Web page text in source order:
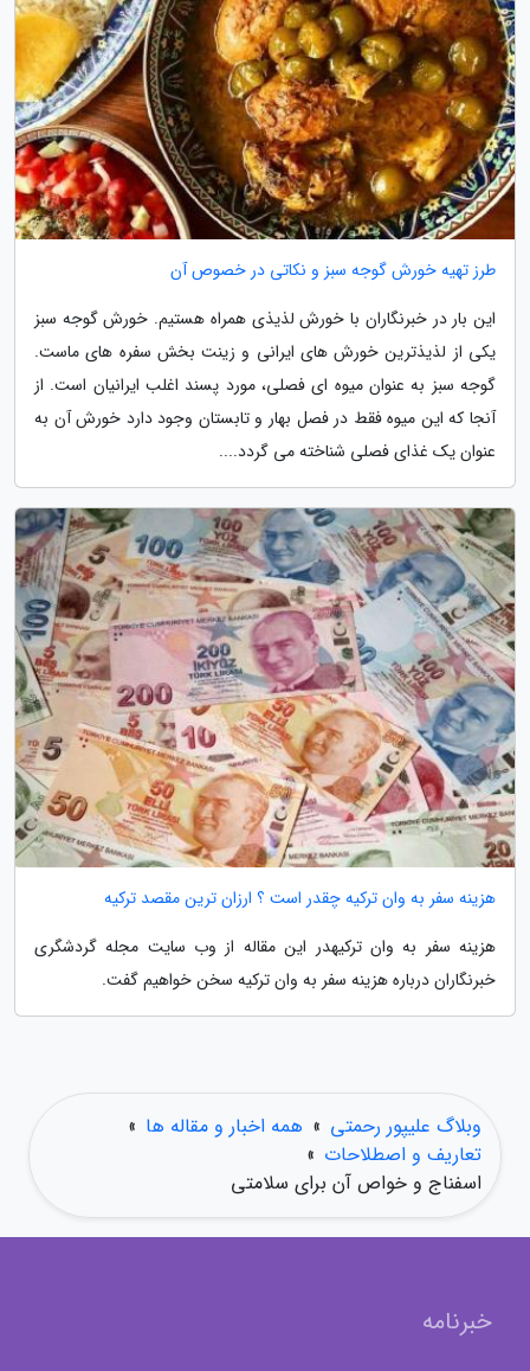
طرز تهیه خورش گوجه سبز و نکاتی در خصوص آن
این بار در خبرنگاران با خورش لذیذی همراه هستیم. خورش گوجه سبز
یکی از لذیذترین خورش های ایرانی و زینت بخش سفره های ماست.
گوجه سبز به عنوان میوه ای فصلی، مورد پسند اغلب ایرانیان است. از
آنجا که این میوه فقط در فصل بهار و تابستان وجود دارد خورش آن به
عنوان یک غذای فصلی شناخته می گردد....
هزینه سفر به وان ترکیه چقدر است ؟ ارزان ترین مقصد ترکیه
هزینه سفر به وان ترکیهدر این مقاله از وب سایت مجله گردشگری
خبرنگاران درباره هزینه سفر به وان ترکیه سخن خواهیم گفت.
وبلاگ علیپور رحمتی » همه اخبار و مقاله ها »
تعاریف و اصطلاحات »
اسفناج و خواص آن برای سلامتی
خبرنامه